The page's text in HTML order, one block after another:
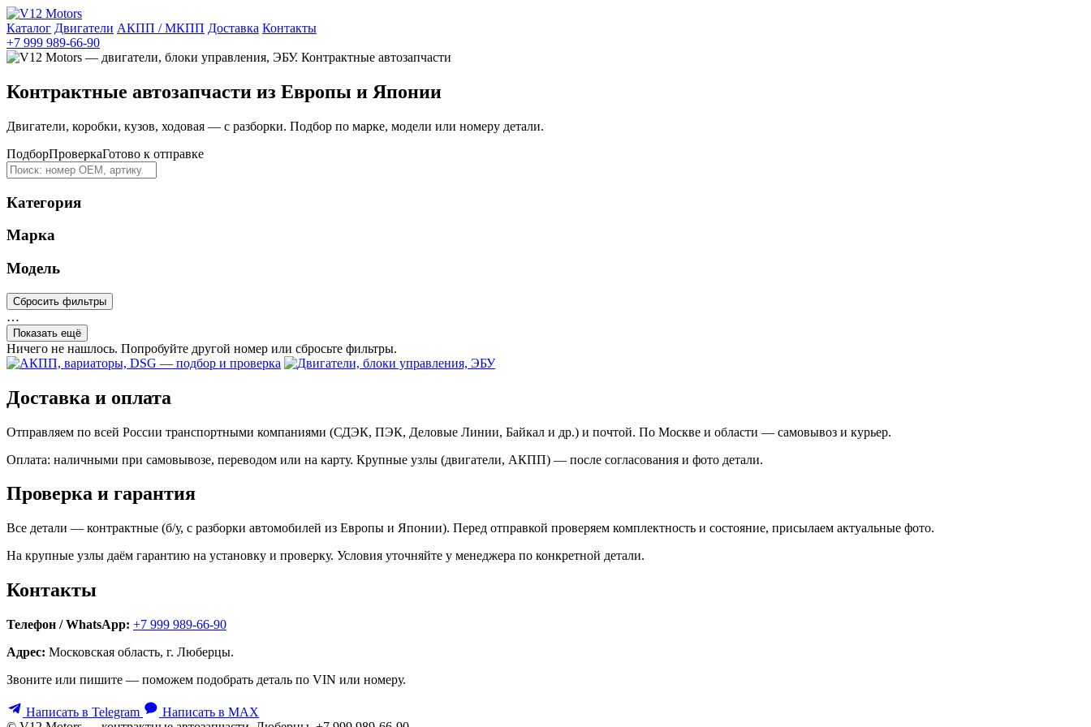
Каталог Двигатели АКПП / МКПП Доставка Контакты
+7 999 989-66-90
Контрактные автозапчасти из Европы и Японии
Двигатели, коробки, кузов, ходовая — с разборки. Подбор по марке, модели или номеру детали.
ПодборПроверкаГотово к отправке
Категория
Марка
Модель
Сбросить фильтры
…
Показать ещё
Ничего не нашлось. Попробуйте другой номер или сбросьте фильтры.
Доставка и оплата
Отправляем по всей России транспортными компаниями (СДЭК, ПЭК, Деловые Линии, Байкал и др.) и почтой. По Москве и области — самовывоз и курьер.
Оплата: наличными при самовывозе, переводом или на карту. Крупные узлы (двигатели, АКПП) — после согласования и фото детали.
Проверка и гарантия
Все детали — контрактные (б/у, с разборки автомобилей из Европы и Японии). Перед отправкой проверяем комплектность и состояние, присылаем актуальные фото.
На крупные узлы даём гарантию на установку и проверку. Условия уточняйте у менеджера по конкретной детали.
Контакты
Телефон / WhatsApp: +7 999 989-66-90
Адрес: Московская область, г. Люберцы.
Звоните или пишите — поможем подобрать деталь по VIN или номеру.
Написать в Telegram
Написать в MAX